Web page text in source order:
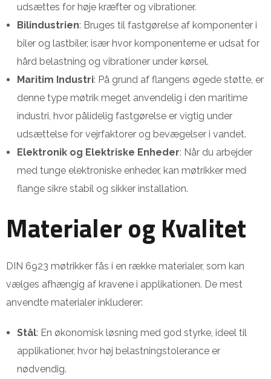
udsættes for høje kræfter og vibrationer.
Bilindustrien: Bruges til fastgørelse af komponenter i
biler og lastbiler, især hvor komponenterne er udsat for
hård belastning og vibrationer under kørsel.
Maritim Industri: På grund af flangens øgede støtte, er
denne type møtrik meget anvendelig i den maritime
industri, hvor pålidelig fastgørelse er vigtig under
udsættelse for vejrfaktorer og bevægelser i vandet.
Elektronik og Elektriske Enheder: Når du arbejder
med tunge elektroniske enheder, kan møtrikker med
flange sikre stabil og sikker installation.
Materialer og Kvalitet
DIN 6923 møtrikker fås i en række materialer, som kan
vælges afhængig af kravene i applikationen. De mest
anvendte materialer inkluderer:
Stål: En økonomisk løsning med god styrke, ideel til
applikationer, hvor høj belastningstolerance er
nødvendig.